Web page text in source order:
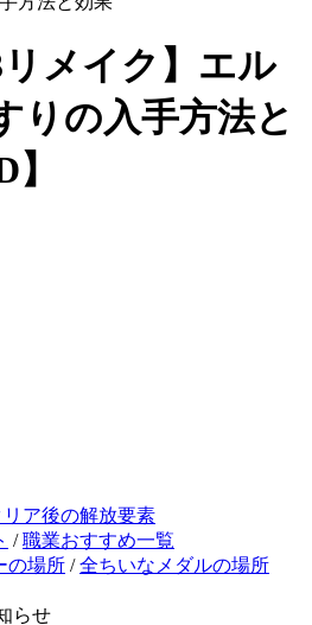
リメイク】エル
りの入手方法と
リア後の解放要素
/職業おすすめ一覧
の場所 /全ちいなメダルの場所
らせ